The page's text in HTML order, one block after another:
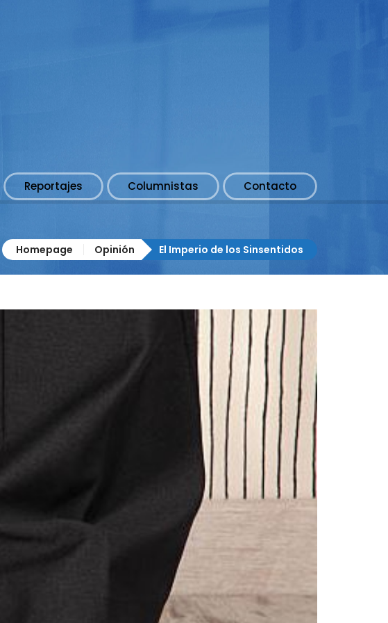
Reportajes Columnistas Contacto
Homepage Opinión El Imperio de los Sinsentidos